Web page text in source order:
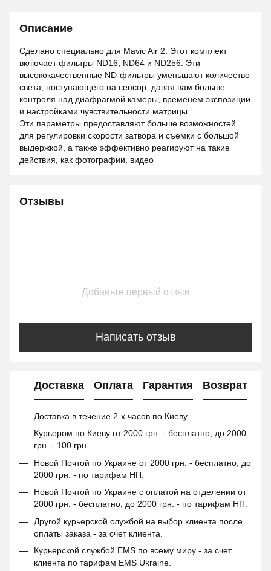
Описание
Сделано специально для Mavic Air 2. Этот комплект
включает фильтры ND16, ND64 и ND256. Эти
высококачественные ND-фильтры уменьшают количество
света, поступающего на сенсор, давая вам больше
контроля над диафрагмой камеры, временем экспозиции
и настройками чувствительности матрицы.
Эти параметры предоставляют больше возможностей
для регулировки скорости затвора и съемки с большой
выдержкой, а также эффективно реагируют на такие
действия, как фотографии, видео
Отзывы
Добавьте первый отзыв
Написать отзыв
Доставка Оплата Гарантия Возврат
Доставка в течение 2-х часов по Киеву.
Курьером по Киеву от 2000 грн. - бесплатно; до 2000
грн. - 100 грн.
Новой Почтой по Украине от 2000 грн. - бесплатно; до
2000 грн. - по тарифам НП.
Новой Почтой по Украине с оплатой на отделении от
2000 грн. - бесплатно; до 2000 грн. - по тарифам НП.
Другой курьерской службой на выбор клиента после
оплаты заказа - за счет клиента.
Курьерской службой EMS по всему миру - за счет
клиента по тарифам EMS Ukraine.